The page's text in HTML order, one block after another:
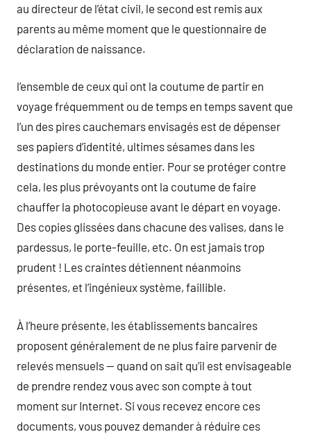
au directeur de l’état civil, le second est remis aux
parents au même moment que le questionnaire de
déclaration de naissance.
l’ensemble de ceux qui ont la coutume de partir en
voyage fréquemment ou de temps en temps savent que
l’un des pires cauchemars envisagés est de dépenser
ses papiers d’identité, ultimes sésames dans les
destinations du monde entier. Pour se protéger contre
cela, les plus prévoyants ont la coutume de faire
chauffer la photocopieuse avant le départ en voyage.
Des copies glissées dans chacune des valises, dans le
pardessus, le porte-feuille, etc. On est jamais trop
prudent ! Les craintes détiennent néanmoins
présentes, et l’ingénieux système, faillible.
À l’heure présente, les établissements bancaires
proposent généralement de ne plus faire parvenir de
relevés mensuels — quand on sait qu’il est envisageable
de prendre rendez vous avec son compte à tout
moment sur Internet. Si vous recevez encore ces
documents, vous pouvez demander à réduire ces